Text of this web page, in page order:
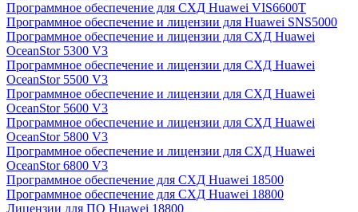
Программное обеспечение для СХД Huawei VIS6600T
Программное обеспечение и лицензии для Huawei SNS5000
Программное обеспечение и лицензии для СХД Huawei
OceanStor 5300 V3
Программное обеспечение и лицензии для СХД Huawei
OceanStor 5500 V3
Программное обеспечение и лицензии для СХД Huawei
OceanStor 5600 V3
Программное обеспечение и лицензии для СХД Huawei
OceanStor 5800 V3
Программное обеспечение и лицензии для СХД Huawei
OceanStor 6800 V3
Программное обеспечение для СХД Huawei 18500
Программное обеспечение для СХД Huawei 18800
Лицензии для ПО Huawei 18800